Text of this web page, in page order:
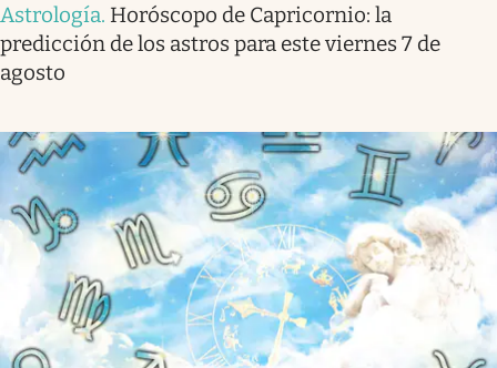
Astrología. Horóscopo de Capricornio: la
predicción de los astros para este viernes 7 de
agosto